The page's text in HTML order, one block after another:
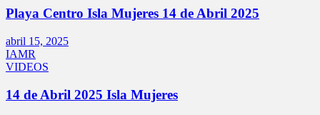
Playa Centro Isla Mujeres 14 de Abril 2025
abril 15, 2025
IAMR
VIDEOS
14 de Abril 2025 Isla Mujeres